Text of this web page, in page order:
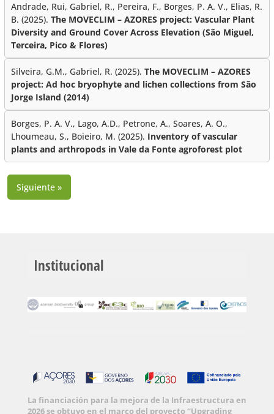
Andrade, Rui, Gabriel, R., Pereira, F., Borges, P. A. V., Elias, R.
B. (2025). The MOVECLIM – AZORES project: Vascular Plant
Diversity and Ground Cover Across Elevation (São Miguel,
Terceira, Pico & Flores)
Silveira, G.M., Gabriel, R. (2025). The MOVECLIM – AZORES
project: Ad hoc bryophyte and lichen collections from São
Jorge Island (2014)
Borges, P. A. V., Lago, A.D., Petrone, A., Soares, A. O.,
Lhoumeau, S., Boieiro, M. (2025). Inventory of vascular
plants and arthropods in Vale da Fonte agroforest plot
Siguiente »
Institucional
La financiación para la mejora de la Infraestructura en
2026 se obtuvo en el marco del proyecto “Upgrading